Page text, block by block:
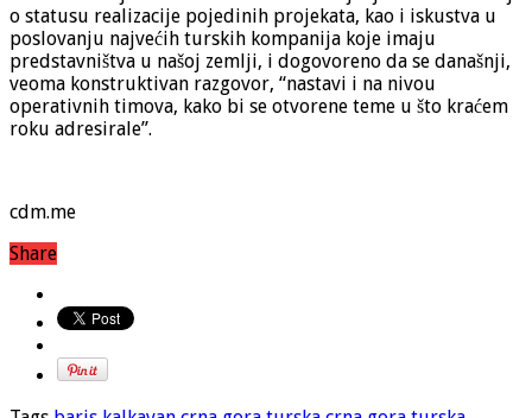
o statusu realizacije pojedinih projekata, kao i iskustva u
poslovanju najvećih turskih kompanija koje imaju
predstavništva u našoj zemlji, i dogovoreno da se današnji,
veoma konstruktivan razgovor, “nastavi i na nivou
operativnih timova, kako bi se otvorene teme u što kraćem
roku adresirale”.
cdm.me
Share